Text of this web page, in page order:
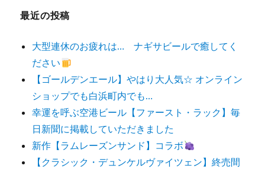
最近の投稿
大型連休のお疲れは… ナギサビールで癒してく
ださい
【ゴールデンエール】やはり大人気☆ オンライン
ショップでも白浜町内でも…
幸運を呼ぶ空港ビール【ファースト・ラック】毎
日新聞に掲載していただきました
新作【ラムレーズンサンド】コラボ
【クラシック・デュンケルヴァイツェン】終売間